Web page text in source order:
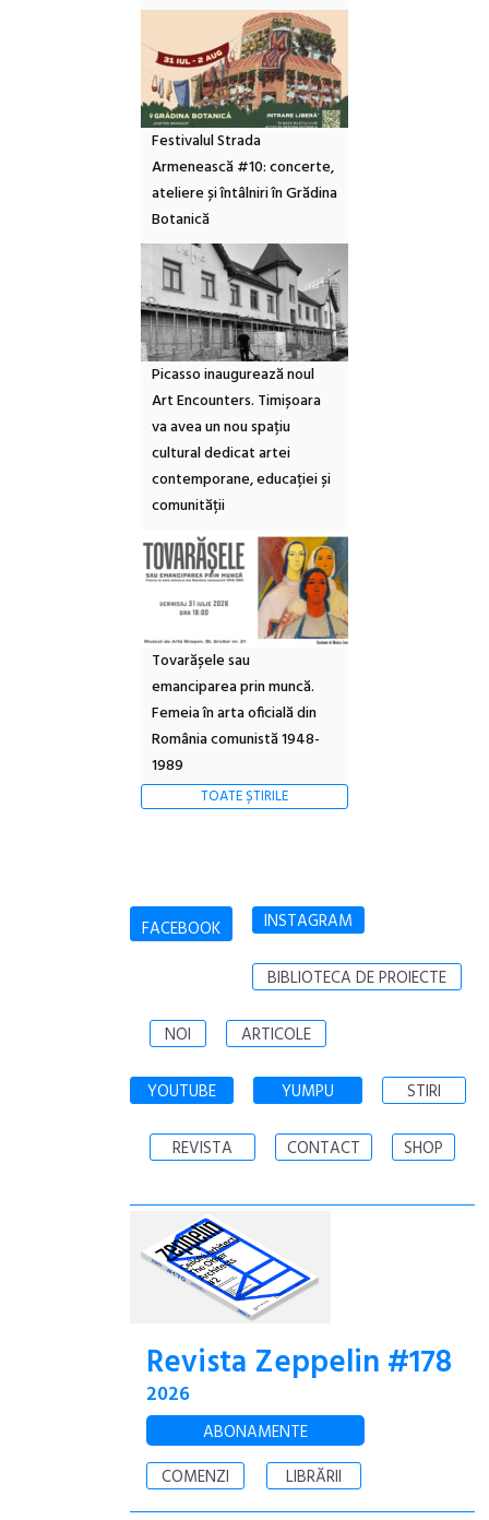
Festivalul Strada
Armenească #10: concerte,
ateliere și întâlniri în Grădina
Botanică
Picasso inaugurează noul
Art Encounters. Timișoara
va avea un nou spațiu
cultural dedicat artei
contemporane, educației și
comunității
Tovarășele sau
emanciparea prin muncă.
Femeia în arta oficială din
România comunistă 1948-
1989
TOATE ȘTIRILE
FACEBOOK INSTAGRAM
BIBLIOTECA DE PROIECTE
NOI ARTICOLE
YOUTUBE YUMPU STIRI
REVISTA CONTACT SHOP
Revista Zeppelin #178
2026
ABONAMENTE
COMENZI
LIBRĂRII